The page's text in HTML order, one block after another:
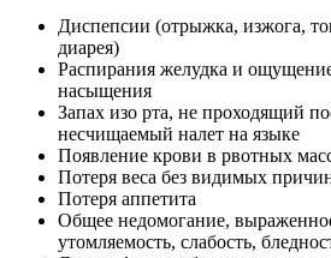
Диспепсии (отрыжка, изжога,
диарея)
Распирания желудка и
насыщения
Запах изо рта, не проходящий
несчищаемый налет на языке
Появление крови в рвотных
Потеря веса без видимых
Потеря аппетита
Общее недомогание,
утомляемость, слабость,